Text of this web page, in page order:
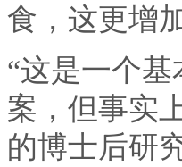
食，这更增
“这是一个
案，但事实
的博士后研